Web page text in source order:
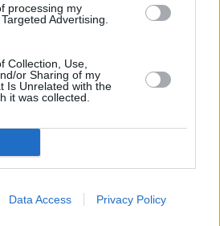
processing my
Advertising.
Collection, Use,
or Sharing of my
Is Unrelated with the
it was collected.
Data Access Privacy Policy
más
todos",